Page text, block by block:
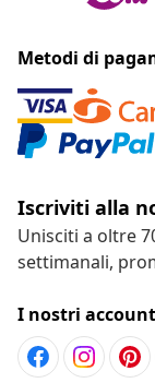
Metodi di
Iscriviti alla
Unisciti a oltre
settimanali,
I nostri